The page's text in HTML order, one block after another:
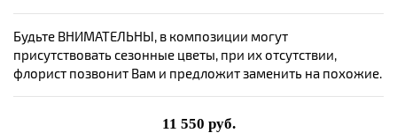
Будьте ВНИМАТЕЛЬНЫ, в композиции могут
присутствовать сезонные цветы, при их отсутствии,
флорист позвонит Вам и предложит заменить на похожие.
11 550 руб.